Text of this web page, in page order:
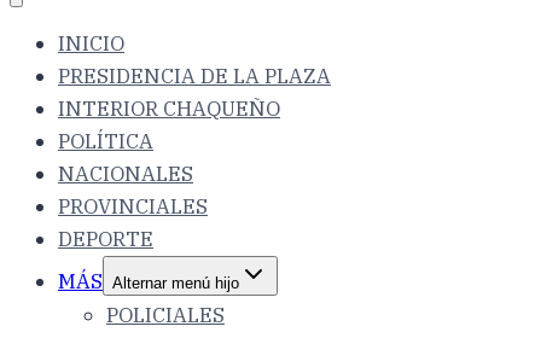
INICIO
PRESIDENCIA DE LA PLAZA
INTERIOR CHAQUEÑO
POLÍTICA
NACIONALES
PROVINCIALES
DEPORTE
MÁS Alternar menú hijo
POLICIALES